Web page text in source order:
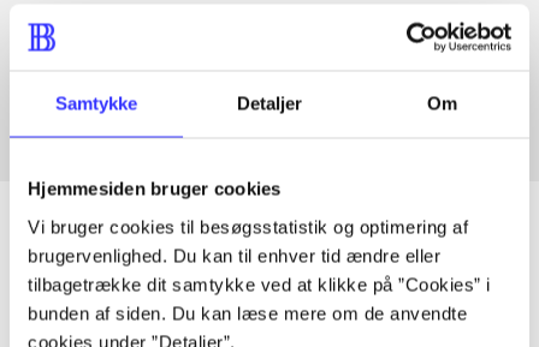
Samtykke Detaljer Om
Hjemmesiden bruger cookies
Vi bruger cookies til besøgsstatistik og optimering af
brugervenlighed. Du kan til enhver tid ændre eller
tilbagetrække dit samtykke ved at klikke på ”Cookies” i
bunden af siden. Du kan læse mere om de anvendte
cookies under ”Detaljer”.
Artikler med samme emner
Fra
Artikler
Alle registrerede artikler fordelt på udgivelser